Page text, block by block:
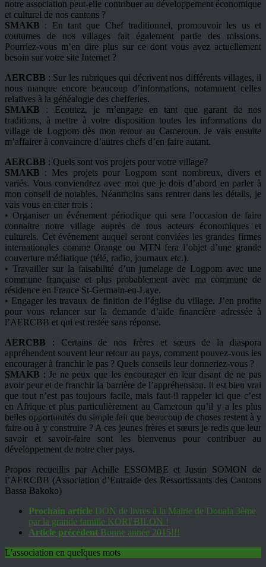
notre association peut-elle contribuer au développement économique
et culturel de nos cantons ?
SMAKB : En tant que Chef traditionnel, promouvoir les us et
coutumes de nos villages fait également partie des missions.
Pourriez-vous m’en dire plus sur ce dont vous avez actuellement
besoin sur votre site Internet ?
AERCBB : Sur les rubriques qui décrivent nos différents villages, il
nous manque encore beaucoup d’informations, notamment celles
relatives à la généalogie des chefferies.
SMAKB : Ecoutez, je m’engage en tant que garant de nos
traditions, à mettre à votre disposition toutes les informations du
village de Logpom dès mon retour au Cameroun. Je vais ensuite
m’affairer à convaincre d’autres chefs d’en faire autant.
AERCBB : Quels sont vos projets pour votre village?
SMAKB : Mes projets pour Logpom sont nombreux, divers et
variés. Vous conviendrez avec moi que je dois d’abord en parler à
mon conseil de notables. Néanmoins sans rentrer dans les détails, je
vais vous en citer trois :
• Organiser un événement périodique qui sera l’occasion de faire
connaitre notre village auprès de tous acteurs économiques et
culturels. Cet événement auquel seront conviées les grandes firmes
internationales comme Orange ou MTN fera l’objet d’une grande
couverture médiatique (télé, radio, journaux etc.).
• Travailler sur la faisabilité d’un jumelage de Logpom avec une
commune française et plus probablement avec ma commune de
résidence en France St-Germain-en-Laye.
• Engager les travaux de finition de l’église du village. J’en profite
pour vous relancer sur la demande d’aide financière adressée à
l’AERCBB et qui est restée sans réponse.
AERCBB : Certains de nos frères et sœurs de la diaspora
appréhendent souvent leur retour au pays, comment pouvez-vous les
encourager à franchir le pas ? Quels conseils leur donneriez-vous ?
SMAKB : Je ne peux que les encourager en leur disant de ne pas
avoir peur et de franchir la barrière de l’appréhension. Il est bien vrai
que tout n’est pas toujours facile, mais faut-il rappeler ici que c’est
en Afrique et plus particulièrement au Cameroun qu’il y a les plus
belles opportunités du simple fait que beaucoup de choses restent à y
faire ou à y construire ? A ces jeunes frères et sœurs je redis que leur
savoir et savoir-faire sont les bienvenus pour contribuer au
développement de notre cher pays.
Propos recueillis par Achille ESSOMBE et Justin SOMON de
l’AERCBB (Association d’Entraide des Ressortissants des Cantons
Bassa Bakoko)
Prochain article DON de livres à la Mairie de Douala 3ème
par la grande famille KORI BILON !
Article précédent Bonne année 2015!!!
L'association en quelques mots